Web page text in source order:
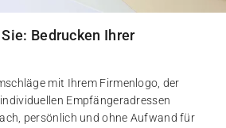
Bedrucken Ihrer
mit Ihrem Firmenlogo, der
Empfängeradressen
persönlich und ohne Aufwand für